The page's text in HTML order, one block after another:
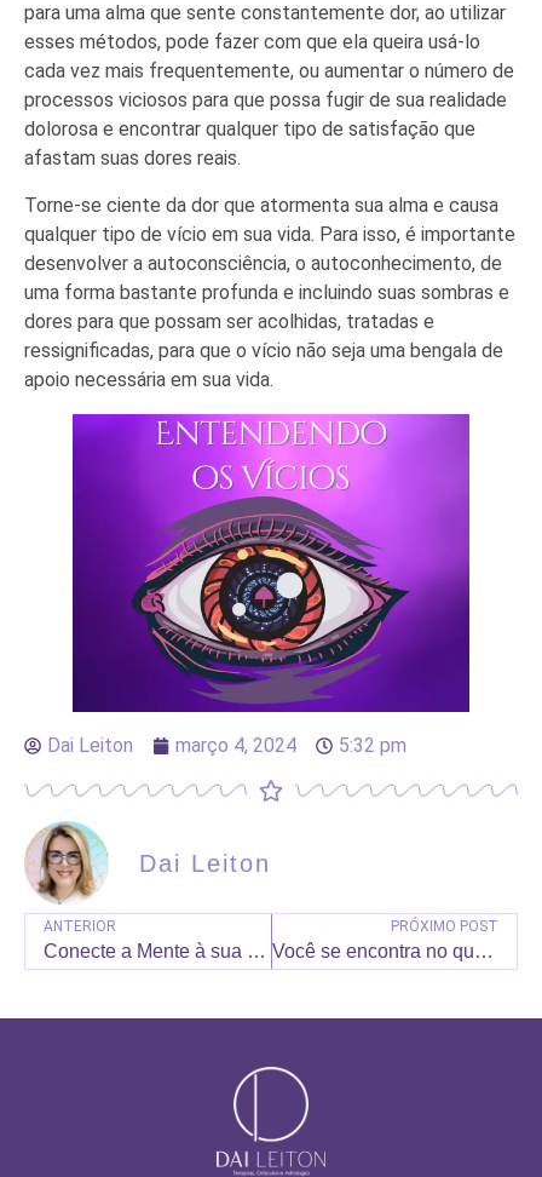
para uma alma que sente constantemente dor, ao utilizar
esses métodos, pode fazer com que ela queira usá-lo
cada vez mais frequentemente, ou aumentar o número de
processos viciosos para que possa fugir de sua realidade
dolorosa e encontrar qualquer tipo de satisfação que
afastam suas dores reais.
Torne-se ciente da dor que atormenta sua alma e causa
qualquer tipo de vício em sua vida. Para isso, é importante
desenvolver a autoconsciência, o autoconhecimento, de
uma forma bastante profunda e incluindo suas sombras e
dores para que possam ser acolhidas, tratadas e
ressignificadas, para que o vício não seja uma bengala de
apoio necessária em sua vida.
Dai Leiton março 4, 2024 5:32 pm
Dai Leiton
ANTERIOR
Conecte a Mente à sua Essência
PRÓXIMO POST
Você se encontra no que exerce?